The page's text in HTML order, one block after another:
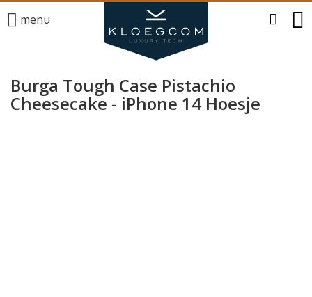
menu
Burga Tough Case Pistachio
Cheesecake - iPhone 14 Hoesje